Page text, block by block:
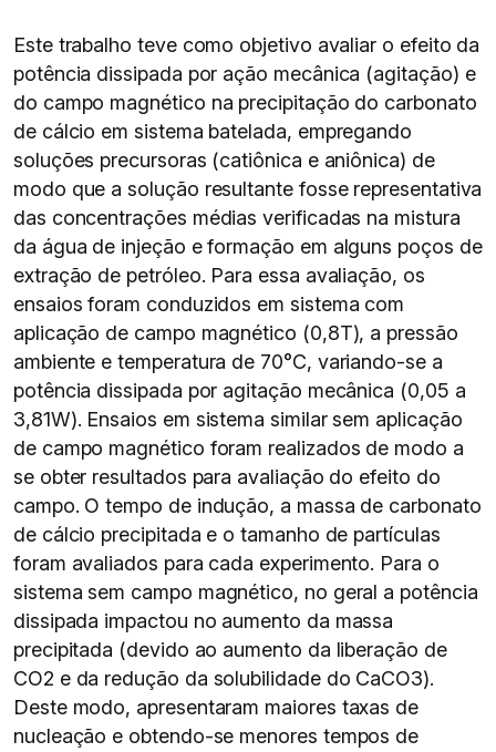
Este trabalho teve como objetivo avaliar o efeito da
potência dissipada por ação mecânica (agitação) e
do campo magnético na precipitação do carbonato
de cálcio em sistema batelada, empregando
soluções precursoras (catiônica e aniônica) de
modo que a solução resultante fosse representativa
das concentrações médias verificadas na mistura
da água de injeção e formação em alguns poços de
extração de petróleo. Para essa avaliação, os
ensaios foram conduzidos em sistema com
aplicação de campo magnético (0,8T), a pressão
ambiente e temperatura de 70°C, variando-se a
potência dissipada por agitação mecânica (0,05 a
3,81W). Ensaios em sistema similar sem aplicação
de campo magnético foram realizados de modo a
se obter resultados para avaliação do efeito do
campo. O tempo de indução, a massa de carbonato
de cálcio precipitada e o tamanho de partículas
foram avaliados para cada experimento. Para o
sistema sem campo magnético, no geral a potência
dissipada impactou no aumento da massa
precipitada (devido ao aumento da liberação de
CO2 e da redução da solubilidade do CaCO3).
Deste modo, apresentaram maiores taxas de
nucleação e obtendo-se menores tempos de